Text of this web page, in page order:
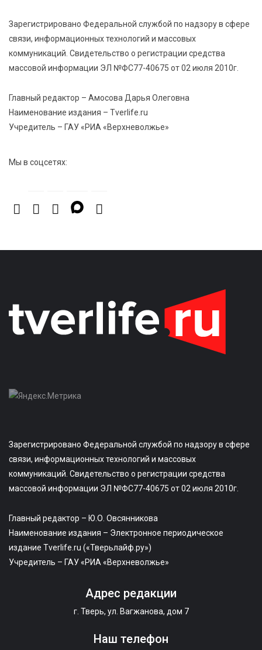
ленту по мотивам басни «Карась»
6 Авг 2026 13:38 428
спортивной столицей России
Зарегистрировано Федеральной службой по надзору в сфере
связи, информационных технологий и массовых
коммуникаций. Свидетельство о регистрации средства
массовой информации ЭЛ №ФС77-40675 от 02 июля 2010г.
Главный редактор – Амосова Дарья Олеговна
Наименование издания – Tverlife.ru
Учредитель – ГАУ «РИА «Верхневолжье»
Мы в соцсетях:
Зарегистрировано Федеральной службой по надзору в сфере
связи, информационных технологий и массовых
коммуникаций. Свидетельство о регистрации средства
массовой информации ЭЛ №ФС77-40675 от 02 июля 2010г.
Главный редактор – Ю.О. Овсянникова
Наименование издания – Электронное периодическое
издание Tverlife.ru («Тверьлайф.ру»)
Учредитель – ГАУ «РИА «Верхневолжье»
Адрес редакции
г. Тверь, ул. Вагжанова, дом 7
Наш телефон